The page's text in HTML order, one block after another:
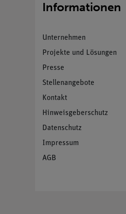
Informationen
Unternehmen
Projekte und Lösungen
Presse
Stellenangebote
Kontakt
Hinweisgeberschutz
Datenschutz
Impressum
AGB